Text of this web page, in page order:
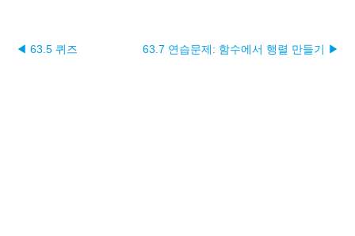
◀ 63.5 퀴즈 63.7 연습문제: 함수에서 행렬 만들기 ▶︎